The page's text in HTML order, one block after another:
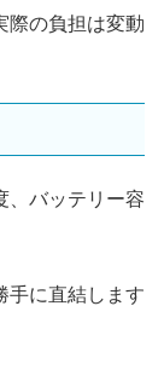
際の負担は変動
、バッテリー容
手に直結します